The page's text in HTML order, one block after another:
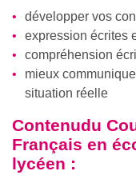
développer vos
expression écrites
compréhension
mieux
situation réelle
Contenudu
Français en
lycéen :